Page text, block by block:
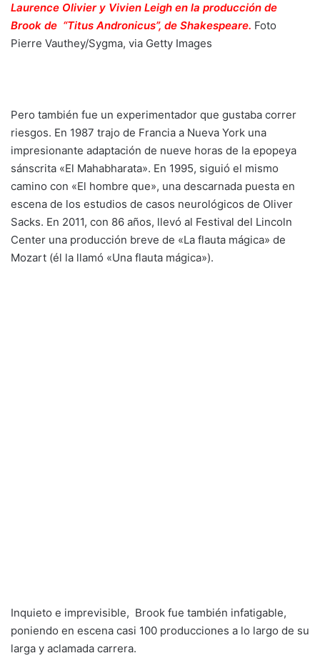
Laurence Olivier y Vivien Leigh en la producción de
Brook de “Titus Andronicus”, de Shakespeare. Foto
Pierre Vauthey/Sygma, via Getty Images
Pero también fue un experimentador que gustaba correr
riesgos. En 1987 trajo de Francia a Nueva York una
impresionante adaptación de nueve horas de la epopeya
sánscrita «El Mahabharata». En 1995, siguió el mismo
camino con «El hombre que», una descarnada puesta en
escena de los estudios de casos neurológicos de Oliver
Sacks. En 2011, con 86 años, llevó al Festival del Lincoln
Center una producción breve de «La flauta mágica» de
Mozart (él la llamó «Una flauta mágica»).
Inquieto e imprevisible, Brook fue también infatigable,
poniendo en escena casi 100 producciones a lo largo de su
larga y aclamada carrera.